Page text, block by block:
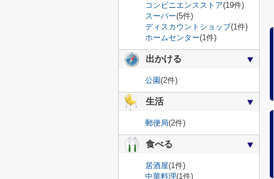
コンビニエンスストア(19件)
スーパー(5件)
ディスカウントショップ(1件)
ホームセンター(1件)
出かける
公園(2件)
生活
郵便局(2件)
食べる
居酒屋(1件)
中華料理(1件)